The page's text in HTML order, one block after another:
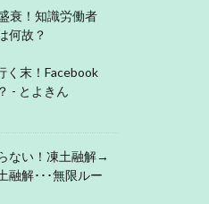
衰！知識労働者
何故？
く末！Facebook
- とよきん
ない！凍土融解→
解･･･無限ルー